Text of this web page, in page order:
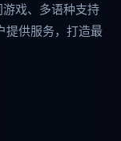
戏、多语种支持
提供服务，打造最